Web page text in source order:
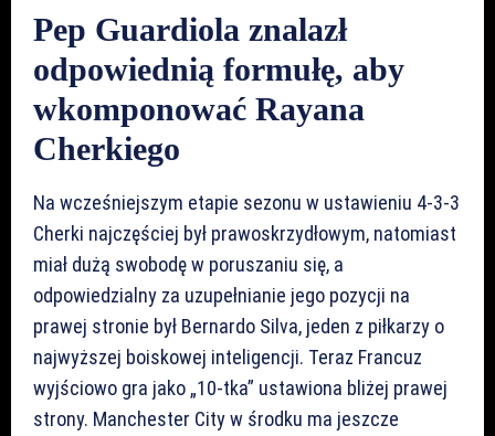
Pep Guardiola znalazł
odpowiednią formułę, aby
wkomponować Rayana
Cherkiego
Na wcześniejszym etapie sezonu w ustawieniu 4-3-3
Cherki najczęściej był prawoskrzydłowym, natomiast
miał dużą swobodę w poruszaniu się, a
odpowiedzialny za uzupełnianie jego pozycji na
prawej stronie był Bernardo Silva, jeden z piłkarzy o
najwyższej boiskowej inteligencji. Teraz Francuz
wyjściowo gra jako „10-tka” ustawiona bliżej prawej
strony. Manchester City w środku ma jeszcze